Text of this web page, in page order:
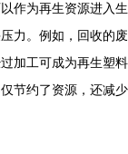
作为再生资源进入生
力。例如，回收的废
加工可成为再生塑料
节约了资源，还减少